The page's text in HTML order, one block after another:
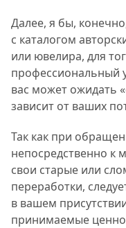
Далее, я бы,
с каталогом
или ювелира, для
профессиональный
вас может ожидать
зависит от ваших
Так как при
непосредственно к
свои старые или
переработки,
в вашем
принимаемые